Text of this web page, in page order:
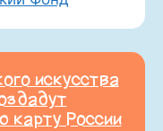
искусства
карту России